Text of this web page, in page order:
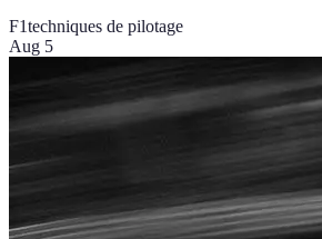
F1techniques de pilotage
Aug 5